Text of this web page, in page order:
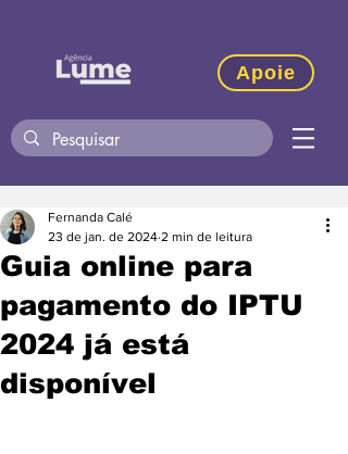
Apoie
Guia online para
pagamento do IPTU
2024 já está
disponível
Fernanda Calé
23 de jan. de 2024 2 min de leitura